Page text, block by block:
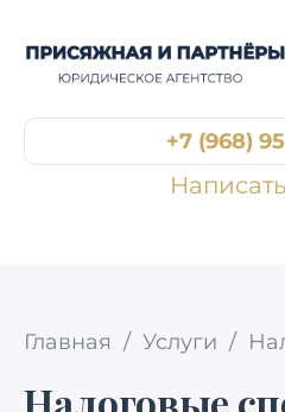
+7 (968)
Главная / Услуги /